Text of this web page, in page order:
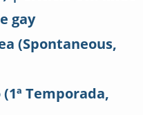
gay
(Spontaneous,
Temporada,